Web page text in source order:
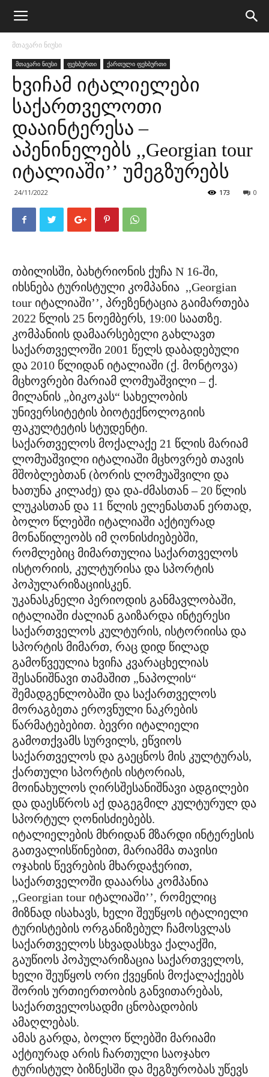
მთავარი ნიუსი
მთავარი ნიუსი ფეხბურთი ქართული ფეხბურთი
ხვიჩამ იტალიელები
საქართველოთი
დააინტერესა –
აპენინელებს ,,Georgian tour
იტალიაში’’ უმეგზურებს
24/11/2022 0
173
თბილისში, ბახტრიონის ქუჩა N 16-ში,
იხსნება ტურისტული კომპანია ,,Georgian
tour იტალიაში’’, პრეზენტაცია გაიმართება
2022 წლის 25 ნოემბერს, 19:00 საათზე.
კომპანიის დამაარსებელი გახლავთ
საქართველოში 2001 წელს დაბადებული
და 2010 წლიდან იტალიაში (ქ. მონტოვა)
მცხოვრები მარიამ ლომუაშვილი – ქ.
მილანის „ბიკოკას“ სახელობის
უნივერსიტეტის ბიოტექნოლოგიის
ფაკულტეტის სტუდენტი.
საქართველოს მოქალაქე 21 წლის მარიამ
ლომუაშვილი იტალიაში მცხოვრებ თავის
მშობლებთან (ბორის ლომუაშვილი და
ხათუნა კილაძე) და და-ძმასთან – 20 წლის
ლუკასთან და 11 წლის ელენასთან ერთად,
ბოლო წლებში იტალიაში აქტიურად
მონაწილეობს იმ ღონისძიებებში,
რომლებიც მიმართულია საქართველოს
ისტორიის, კულტურისა და სპორტის
პოპულარიზაციისკენ.
უკანასკნელი პერიოდის განმავლობაში,
იტალიაში ძალიან გაიზარდა ინტერესი
საქართველოს კულტურის, ისტორიისა და
სპორტის მიმართ, რაც დიდ წილად
გამოწვეულია ხვიჩა კვარაცხელიას
შესანიშნავი თამაშით „ნაპოლის“
შემადგენლობაში და საქართველოს
მორაგბეთა ეროვნული ნაკრების
წარმატებებით. ბევრი იტალიელი
გამოთქვამს სურვილს, ეწვიოს
საქართველოს და გაეცნოს მის კულტურას,
ქართული სპორტის ისტორიას,
მოინახულოს ღირსშესანიშნავი ადგილები
და დაესწროს აქ დაგეგმილ კულტურულ და
სპორტულ ღონისძიებებს.
იტალიელების მხრიდან მზარდი ინტერესის
გათვალისწინებით, მარიამმა თავისი
ოჯახის წევრების მხარდაჭერით,
საქართველოში დააარსა კომპანია
,,Georgian tour იტალიაში’’, რომელიც
მიზნად ისახავს, ხელი შეუწყოს იტალიელი
ტურისტების ორგანიზებულ ჩამოსვლას
საქართველოს სხვადასხვა ქალაქში,
გაუწიოს პოპულარიზაცია საქართველოს,
ხელი შეუწყოს ორი ქვეყნის მოქალაქეებს
შორის ურთიერთობის განვითარებას,
საქართველოსადმი ცნობადობის
ამაღლებას.
ამას გარდა, ბოლო წლებში მარიამი
აქტიურად არის ჩართული საოჯახო
ტურისტულ ბიზნესში და მეგზურობას უწევს